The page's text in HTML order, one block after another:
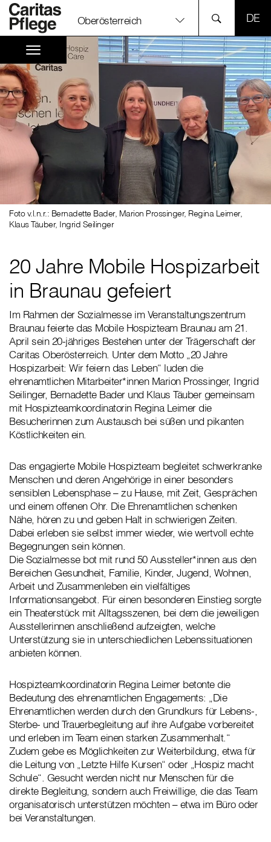
Oberösterreich
Foto v.l.n.r.: Bernadette Bader, Marion Prossinger, Regina Leimer,
Klaus Täuber, Ingrid Seilinger
20 Jahre Mobile Hospizarbeit
in Braunau gefeiert
Im Rahmen der Sozialmesse im Veranstaltungszentrum
Braunau feierte das Mobile Hospizteam Braunau am 21.
April sein 20-jähriges Bestehen unter der Trägerschaft der
Caritas Oberösterreich. Unter dem Motto „20 Jahre
Hospizarbeit: Wir feiern das Leben“ luden die
ehrenamtlichen Mitarbeiter*innen Marion Prossinger, Ingrid
Seilinger, Bernadette Bader und Klaus Täuber gemeinsam
mit Hospizteamkoordinatorin Regina Leimer die
Besucherinnen zum Austausch bei süßen und pikanten
Köstlichkeiten ein.
Das engagierte Mobile Hospizteam begleitet schwerkranke
Menschen und deren Angehörige in einer besonders
sensiblen Lebensphase – zu Hause, mit Zeit, Gesprächen
und einem offenen Ohr. Die Ehrenamtlichen schenken
Nähe, hören zu und geben Halt in schwierigen Zeiten.
Dabei erleben sie selbst immer wieder, wie wertvoll echte
Begegnungen sein können.
Die Sozialmesse bot mit rund 50 Aussteller*innen aus den
Bereichen Gesundheit, Familie, Kinder, Jugend, Wohnen,
Arbeit und Zusammenleben ein vielfältiges
Informationsangebot. Für einen besonderen Einstieg sorgte
ein Theaterstück mit Alltagsszenen, bei dem die jeweiligen
Ausstellerinnen anschließend aufzeigten, welche
Unterstützung sie in unterschiedlichen Lebenssituationen
anbieten können.
Hospizteamkoordinatorin Regina Leimer betonte die
Bedeutung des ehrenamtlichen Engagements: „Die
Ehrenamtlichen werden durch den Grundkurs für Lebens-,
Sterbe- und Trauerbegleitung auf ihre Aufgabe vorbereitet
und erleben im Team einen starken Zusammenhalt.“
Zudem gebe es Möglichkeiten zur Weiterbildung, etwa für
die Leitung von „Letzte Hilfe Kursen“ oder „Hospiz macht
Schule“. Gesucht werden nicht nur Menschen für die
direkte Begleitung, sondern auch Freiwillige, die das Team
organisatorisch unterstützen möchten – etwa im Büro oder
bei Veranstaltungen.